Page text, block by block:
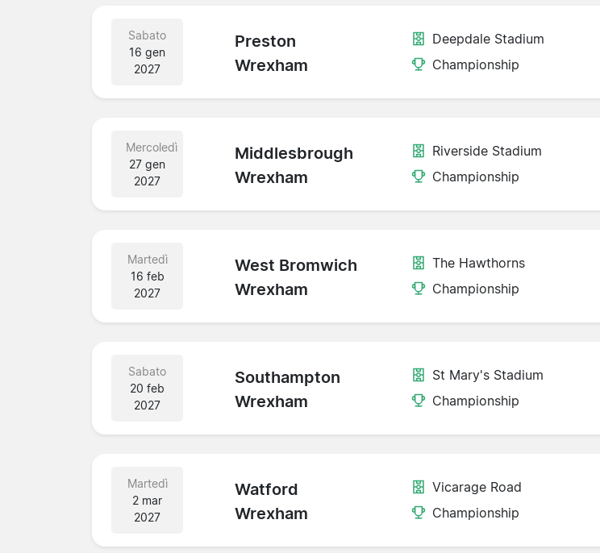
Sabato
16 gen
2027
Preston
Wrexham
Deepdale Stadium
Championship
Mercoledì
27 gen
2027
Middlesbrough
Wrexham
Riverside Stadium
Championship
Martedì
16 feb
2027
West Bromwich
Wrexham
The Hawthorns
Championship
Sabato
20 feb
2027
Southampton
Wrexham
St Mary's Stadium
Championship
Martedì
2 mar
2027
Watford
Wrexham
Vicarage Road
Championship